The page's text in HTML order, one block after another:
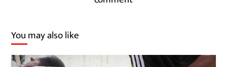
You may also like